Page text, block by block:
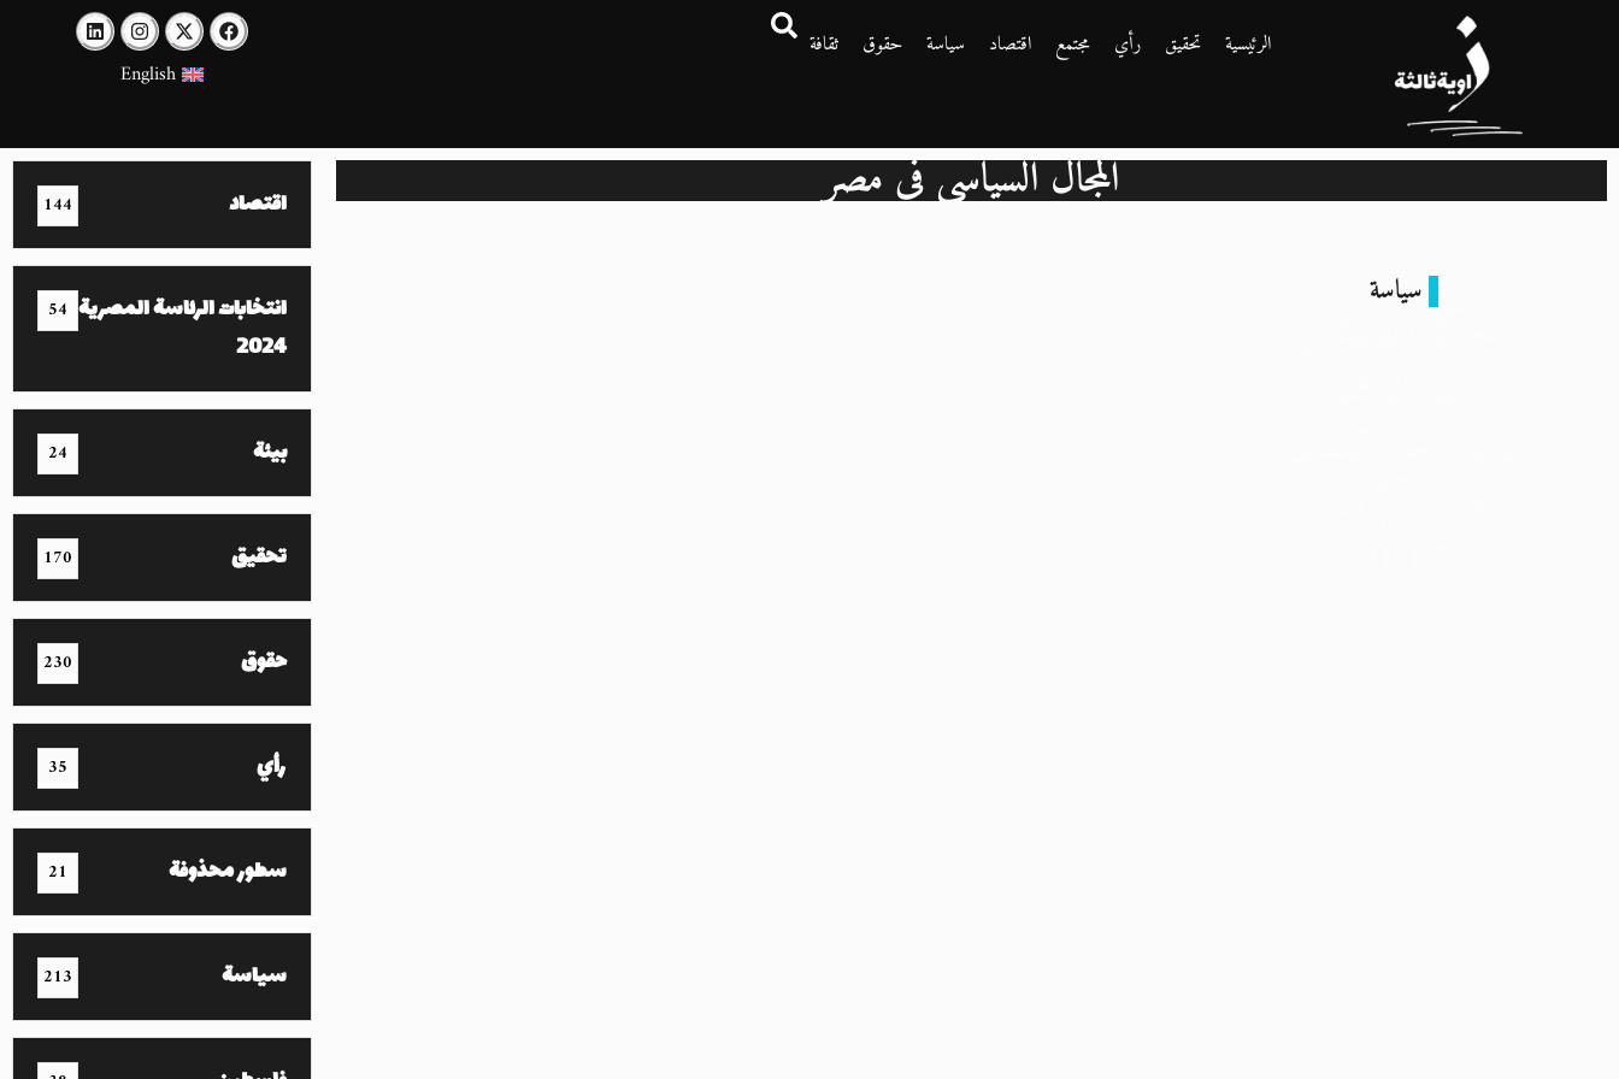
الرئيسية تحقيق رأي مجتمع اقتصاد سياسة حقوق
ثقافة
English
المجال السياسي في مصر
سياسة
اقتصاد 144
انتخابات الرئاسة المصرية
2024
54
بيئة 24
تحقيق 170
حقوق 230
رأي 35
سطور محذوفة 21
سياسة 213